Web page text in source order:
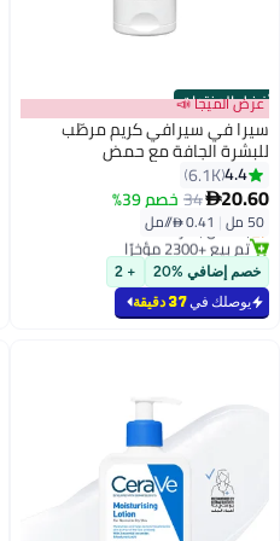
أفضل المنتجات
عرض الميجا 📣
سيرا في سيرافي كريم مرطّب
للبشرة الجافة مع حمض
الهيالورونيك ٥٠ مل 50ملليلتر
4.4
6.1K
20.60
34 خصم 39%
50 مل | #2 في مرطبات الوجه
بتخلّص بسرعة
تم بيع +2300 مؤخرًا
#2 في مرطبات الوجه
خصم إضافي %20 + 2
يوصلك في37 دقيقة